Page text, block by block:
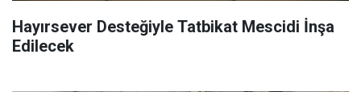
Hayırsever Desteğiyle Tatbikat Mescidi İnşa
Edilecek